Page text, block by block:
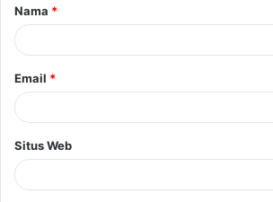
Nama *
Email *
Situs Web